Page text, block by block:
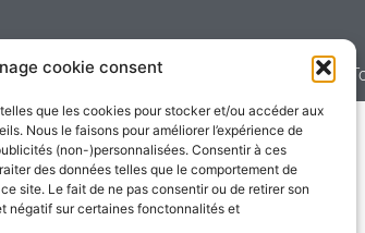
cookie consent
que les cookies pour stocker et/ou accéder aux
Nous le faisons pour améliorer l’expérience de
(non-)personnalisées. Consentir à ces
des données telles que le comportement de
site. Le fait de ne pas consentir ou de retirer son
négatif sur certaines fonctonnalités et
2010 - 2026 © Perroquetsecours |